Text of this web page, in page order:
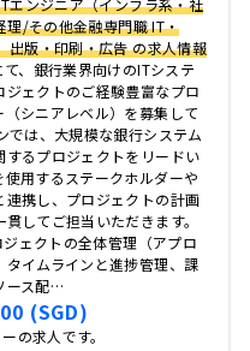
エンジニア（インフラ系・社
理/その他金融専門職 IT・
出版・印刷・広告 の求人情報
、銀行業界向けのITシステ
ジェクトのご経験豊富なプロ
シニアレベル）を募集して
では、大規模な銀行システム
するプロジェクトをリードい
用するステークホルダーや
携し、プロジェクトの計画
してご担当いただきます。
ジェクトの全体管理（アプロ
タイムラインと進捗管理、課
ース配…
(SGD)
の求人です。